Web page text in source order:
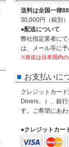
送料は全国一律
30,000円（税別
●配送について
弊社指定業者に
は、メール等に
※発送は日本国内
お支払いに
クレジットカー
Diners、）、銀
す。ご希望にあ
●クレジットカー